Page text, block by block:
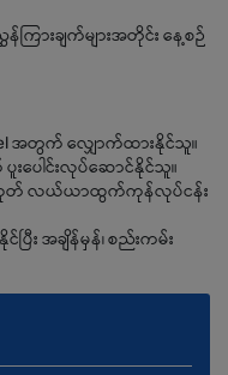
းချက်များအတိုင်း နေ့စဉ်
အတွက် လျှောက်ထားနိုင်သူ။
ပေါင်းလုပ်ဆောင်နိုင်သူ။
မဟုတ် လယ်ယာထွက်ကုန်လုပ်ငန်း
ြီး အချိန်မှန်၊ စည်းကမ်း